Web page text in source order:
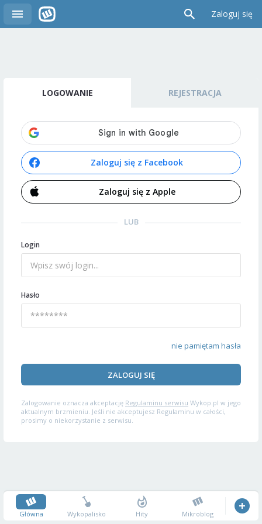
Zaloguj się
LOGOWANIE REJESTRACJA
Zaloguj się z Facebook
Zaloguj się z Apple
LUB
Login
Hasło
nie pamiętam hasła
ZALOGUJ SIĘ
Zalogowanie oznacza akceptację Regulaminu serwisu Wykop.pl w jego
aktualnym brzmieniu. Jeśli nie akceptujesz Regulaminu w całości,
prosimy o niekorzystanie z serwisu.
Główna Wykopalisko Hity Mikroblog